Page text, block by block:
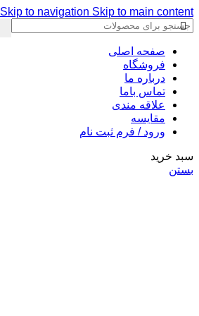
Skip to navigation Skip to main content
صفحه اصلی
فروشگاه
درباره ما
تماس باما
علاقه مندی
مقایسه
ورود / فرم ثبت نام
سبد خرید
بستن